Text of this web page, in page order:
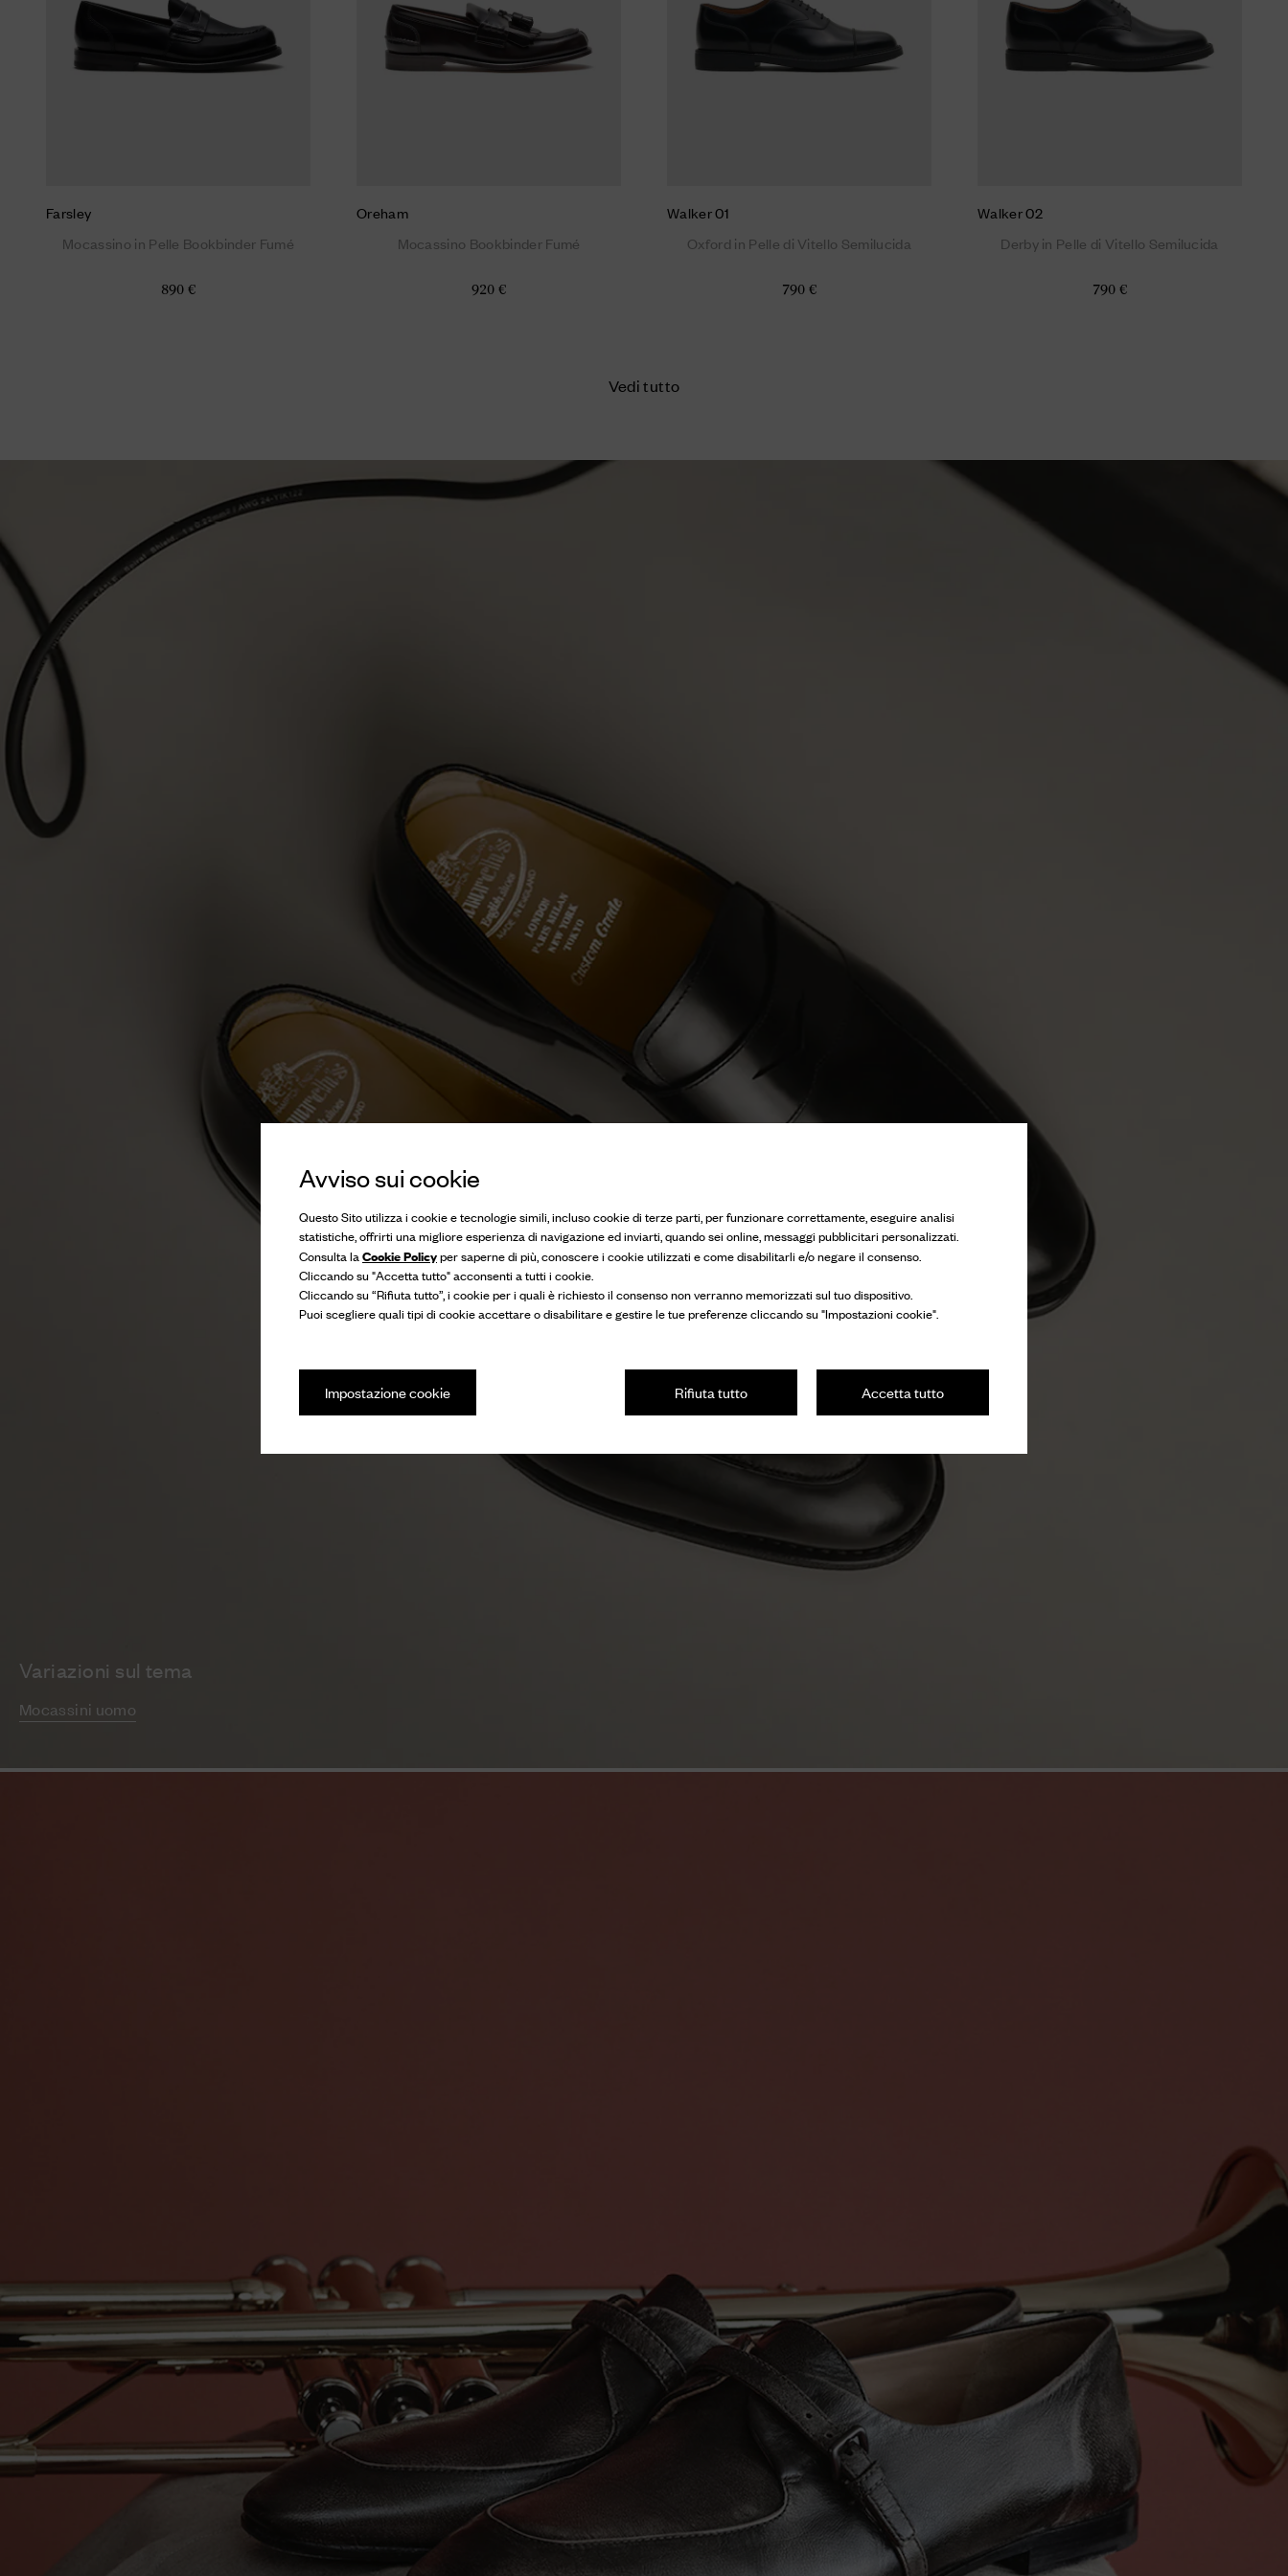
Avviso sui cookie
Questo Sito utilizza i cookie e tecnologie simili, incluso cookie di terze parti, per funzionare correttamente, eseguire analisi
statistiche, offrirti una migliore esperienza di navigazione ed inviarti, quando sei online, messaggi pubblicitari personalizzati.
Consulta la Cookie Policyper saperne di più, conoscere i cookie utilizzati e come disabilitarli e/o negare il consenso.
Cliccando su "Accetta tutto" acconsenti a tutti i cookie.
Cliccando su “Rifiuta tutto”, i cookie per i quali è richiesto il consenso non verranno memorizzati sul tuo dispositivo.
Puoi scegliere quali tipi di cookie accettare o disabilitare e gestire le tue preferenze cliccando su "Impostazioni cookie".
Accetta tutto
Rifiuta tutto
Impostazione cookie
Farsley
Mocassino in Pelle Bookbinder Fumé
890 €
Oreham
Mocassino Bookbinder Fumé
920 €
Walker 01
Oxford in Pelle di Vitello Semilucida
790 €
Walker 02
Derby in Pelle di Vitello Semilucida
790 €
Vedi tutto
Variazioni sul tema
Mocassini uomo